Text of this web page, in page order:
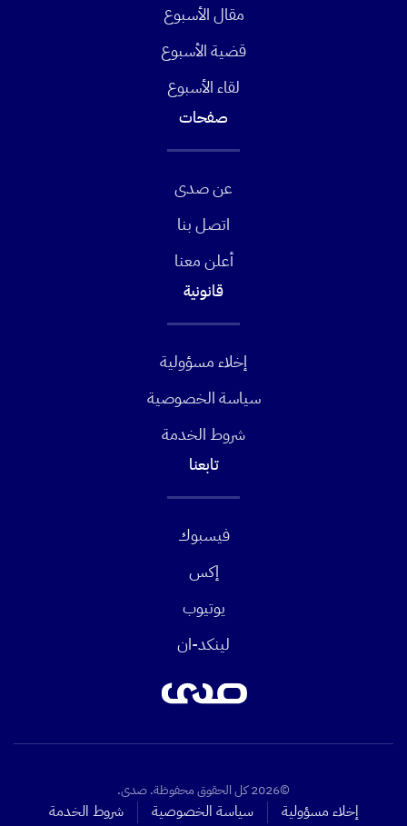
مقال الأسبوع
قضية الأسبوع
لقاء الأسبوع
صفحات
عن صدى
اتصل بنا
أعلن معنا
قانونية
إخلاء مسؤولية
سياسة الخصوصية
شروط الخدمة
تابعنا
فيسبوك
إكس
يوتيوب
لينكد-ان
©2026 كل الحقوق محفوظة. صدى.
إخلاء مسؤولية سياسة الخصوصية شروط الخدمة